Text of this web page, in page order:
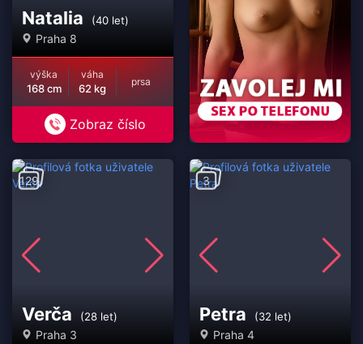
Natalia (40 let)
Praha 8
výška
168 cm
váha
62 kg
prsa
Zobraz číslo
129
Verča (28 let)
Praha 3
3
Petra (32 let)
Praha 4